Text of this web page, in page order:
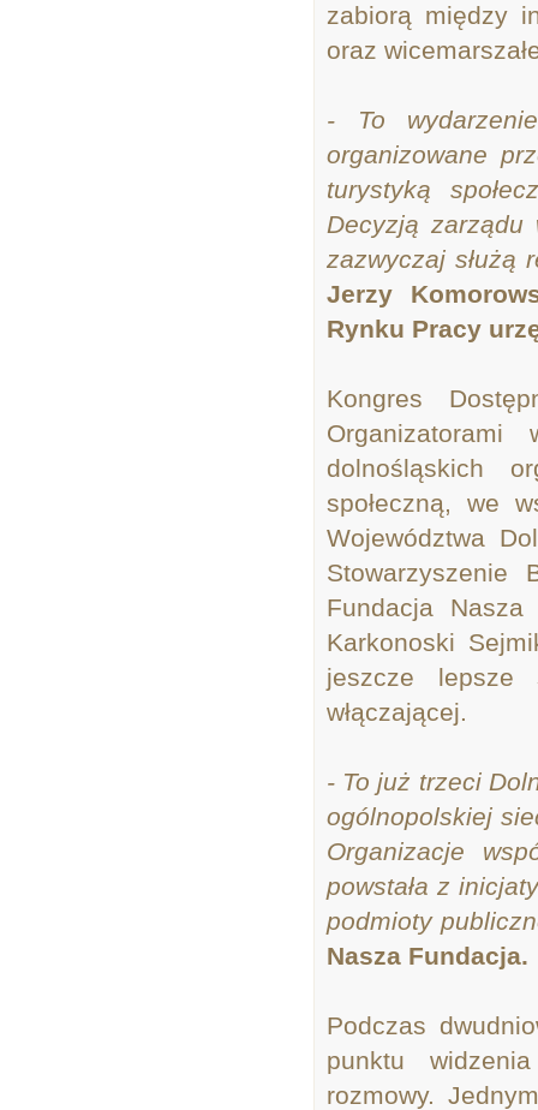
zabiorą między
oraz
- To
organizowane
turystyką
Decyzją zarządu
zazwyczaj służą
Jerzy
Rynku Pracy
Kongres
dolnośląskich
społeczną, we
Województwa
Stowarzyszenie
Fundacja
Karkonoski
jeszcze lepsze
włączającej.
- To już trzeci
ogólnopolskiej
Organizacje
powstała z
podmioty
Nasza Fundacja.
Podczas
punktu
rozmowy.